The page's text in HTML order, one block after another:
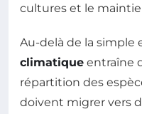
cultures et le
Au-delà de la simple
climatique entraîne
répartition des
doivent migrer vers